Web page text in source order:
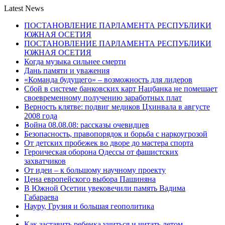
Latest News
ПОСТАНОВЛЕНИЕ ПАРЛАМЕНТА РЕСПУБЛИКИ
ЮЖНАЯ ОСЕТИЯ
ПОСТАНОВЛЕНИЕ ПАРЛАМЕНТА РЕСПУБЛИКИ
ЮЖНАЯ ОСЕТИЯ
Когда музыка сильнее смерти
Дань памяти и уважения
«Команда будущего» – возможность для лидеров
Сбой в системе банковских карт Нацбанка не помешает
своевременному получению заработных плат
Верность клятве: подвиг медиков Цхинвала в августе
2008 года
Война 08.08.08: рассказы очевидцев
Безопасность, правопорядок и борьба с наркоугрозой
От детских пробежек во дворе до мастера спорта
Героическая оборона Одессы от фашистских
захватчиков
От идеи – к большому научному проекту
Цена европейского выбора Пашиняна
В Южной Осетии увековечили память Вадима
Габараева
Науру, Грузия и большая геополитика